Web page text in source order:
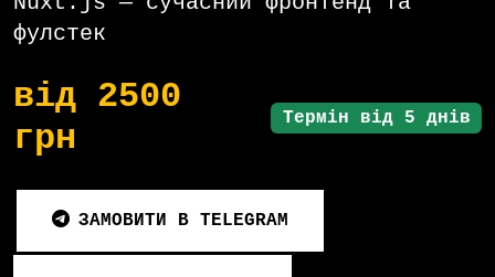
фулстек
від 2500
грн
Термін від 5 днів
ЗАМОВИТИ В TELEGRAM